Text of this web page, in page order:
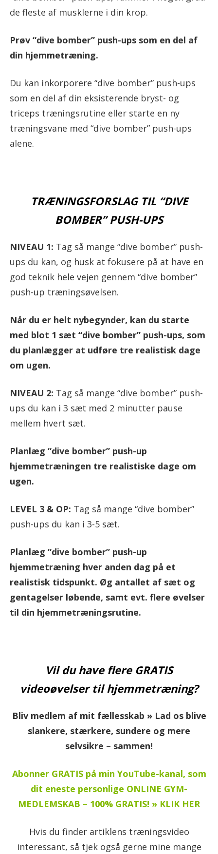
de fleste af musklerne i din krop.
Prøv “dive bomber” push-ups som en del af
din hjemmetræning.
Du kan inkorporere “dive bomber” push-ups
som en del af din eksisterende bryst- og
triceps træningsrutine eller starte en ny
træningsvane med “dive bomber” push-ups
alene.
TRÆNINGSFORSLAG TIL “DIVE
BOMBER” PUSH-UPS
NIVEAU 1: Tag så mange “dive bomber” push-
ups du kan, og husk at fokusere på at have en
god teknik hele vejen gennem “dive bomber”
push-up træningsøvelsen.
Når du er helt nybegynder, kan du starte
med blot 1 sæt “dive bomber” push-ups, som
du planlægger at udføre tre realistisk dage
om ugen.
NIVEAU 2: Tag så mange “dive bomber” push-
ups du kan i 3 sæt med 2 minutter pause
mellem hvert sæt.
Planlæg “dive bomber” push-up
hjemmetræningen tre realistiske dage om
ugen.
LEVEL 3 & OP: Tag så mange “dive bomber”
push-ups du kan i 3-5 sæt.
Planlæg “dive bomber” push-up
hjemmetræning hver anden dag på et
realistisk tidspunkt. Øg antallet af sæt og
gentagelser løbende, samt evt. flere øvelser
til din hjemmetræningsrutine.
Vil du have flere GRATIS
videoøvelser til hjemmetræning?
Bliv medlem af mit fællesskab » Lad os blive
slankere, stærkere, sundere og mere
selvsikre – sammen!
Abonner GRATIS på min YouTube-kanal, som
dit eneste personlige ONLINE GYM-
MEDLEMSKAB – 100% GRATIS! » KLIK HER
Hvis du finder artiklens træningsvideo
interessant, så tjek også gerne mine mange